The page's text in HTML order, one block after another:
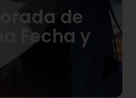
de
Fecha y